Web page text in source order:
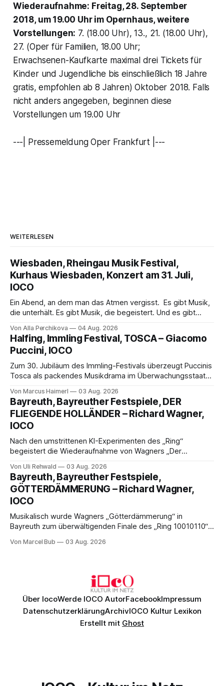
Wiederaufnahme: Freitag, 28. September
2018, um 19.00 Uhr im Opernhaus, weitere
Vorstellungen: 7. (18.00 Uhr), 13., 21. (18.00 Uhr),
27. (Oper für Familien, 18.00 Uhr;
Erwachsenen-Kaufkarte maximal drei Tickets für
Kinder und Jugendliche bis einschließlich 18 Jahre
gratis, empfohlen ab 8 Jahren) Oktober 2018. Falls
nicht anders angegeben, beginnen diese
Vorstellungen um 19.00 Uhr
---| Pressemeldung Oper Frankfurt |---
WEITERLESEN
Wiesbaden, Rheingau Musik Festival,
Kurhaus Wiesbaden, Konzert am 31. Juli,
IOCO
Ein Abend, an dem man das Atmen vergisst. Es gibt Musik,
die unterhält. Es gibt Musik, die begeistert. Und es gibt
Genau so war der Abend im Kurhaus Wiesbaden, an dem
Johannes Brahms’ Erstes Klavierkonzert d-Moll op. 15 mit
Daniil
Von Alla Perchikova 04 Aug. 2026
Halfing, Immling Festival, TOSCA – Giacomo
Puccini, IOCO
Zum 30. Jubiläum des Immling-Festivals überzeugt Puccinis
Tosca als packendes Musikdrama im Überwachungsstaat
spannend und werkgetreu, getragen von starken Solisten,
eindrucksvollen Projektionen und einer klangvollen
musikalischen Leitung.
Von Marcus Haimerl 03 Aug. 2026
Bayreuth, Bayreuther Festspiele, DER
FLIEGENDE HOLLÄNDER – Richard Wagner,
IOCO
Nach den umstrittenen KI-Experimenten des „Ring“
begeistert die Wiederaufnahme von Wagners „Der
Musik und einem neuen Traumpaar: Elisabeth Teige und
Nicholas Brownlee sorgen für einen der Höhepunkte der
Bayreuther Festspiele 2026.
Von Uli Rehwald 03 Aug. 2026
Bayreuth, Bayreuther Festspiele,
GÖTTERDÄMMERUNG – Richard Wagner,
IOCO
Musikalisch wurde Wagners „Götterdämmerung“ in
Bayreuth zum überwältigenden Finale des „Ring 10010110“:
exzellentes Sängerensemble begeisterten. Die KI-geprägte
Von Marcel Bub 03 Aug. 2026
Über IocoWerde IOCO AutorFacebookImpressum
DatenschutzerklärungArchivIOCO Kultur Lexikon
Erstellt mit Ghost